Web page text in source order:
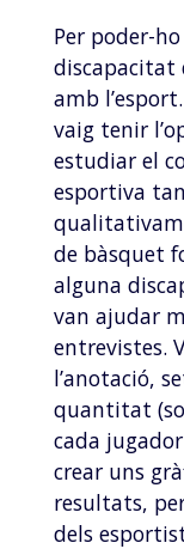
Per poder-
discapacitat
amb
vaig tenir
estudiar el
esportiva
de bàsquet
alguna
van ajudar
entrevistes.
l’anotació,
quantitat
cada
crear uns
resultats,
dels